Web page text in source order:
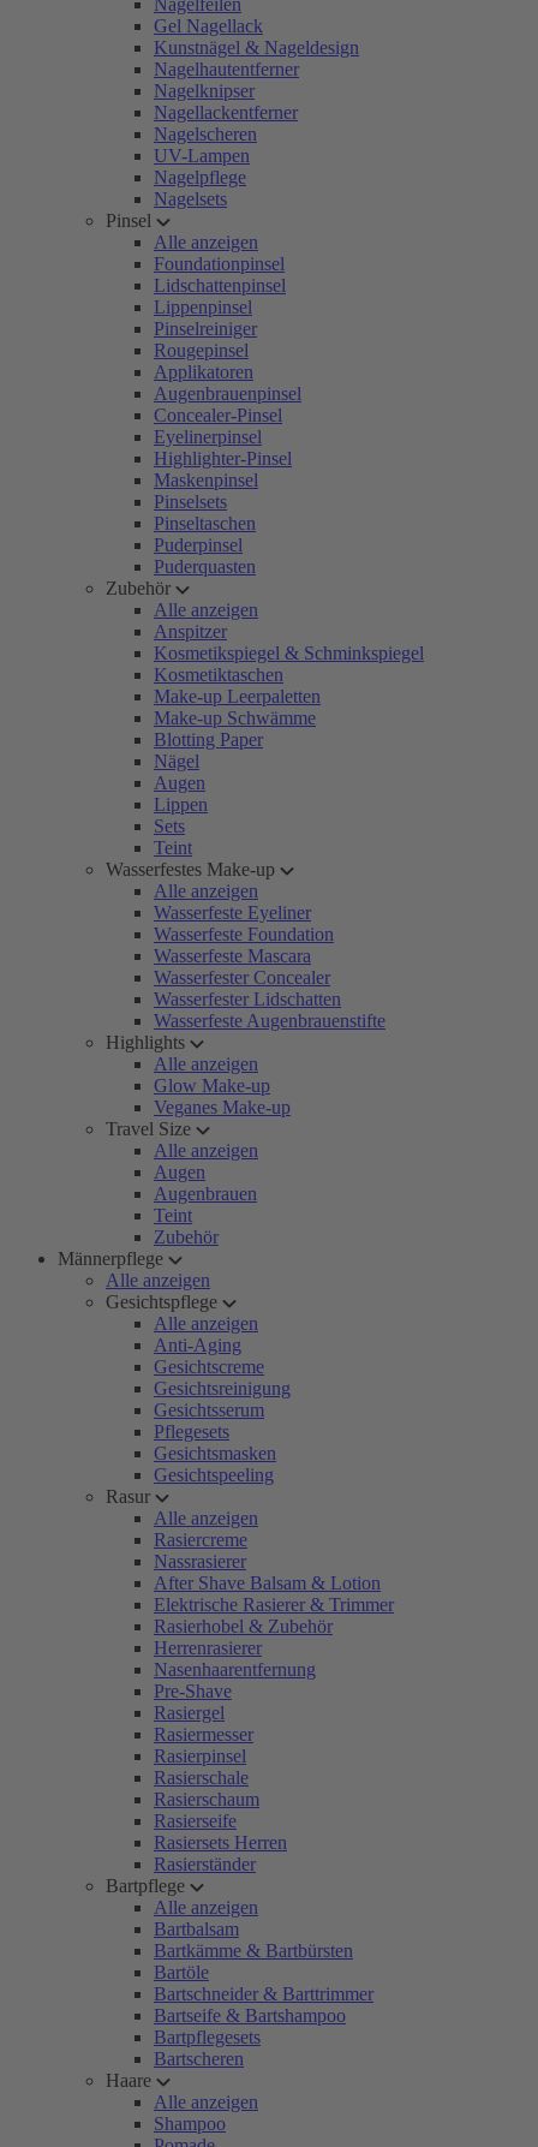
Nagelfeilen
Gel Nagellack
Kunstnägel & Nageldesign
Nagelhautentferner
Nagelknipser
Nagellackentferner
Nagelscheren
UV-Lampen
Nagelpflege
Nagelsets
Pinsel
Alle anzeigen
Foundationpinsel
Lidschattenpinsel
Lippenpinsel
Pinselreiniger
Rougepinsel
Applikatoren
Augenbrauenpinsel
Concealer-Pinsel
Eyelinerpinsel
Highlighter-Pinsel
Maskenpinsel
Pinselsets
Pinseltaschen
Puderpinsel
Puderquasten
Zubehör
Alle anzeigen
Anspitzer
Kosmetikspiegel & Schminkspiegel
Kosmetiktaschen
Make-up Leerpaletten
Make-up Schwämme
Blotting Paper
Nägel
Augen
Lippen
Sets
Teint
Wasserfestes Make-up
Alle anzeigen
Wasserfeste Eyeliner
Wasserfeste Foundation
Wasserfeste Mascara
Wasserfester Concealer
Wasserfester Lidschatten
Wasserfeste Augenbrauenstifte
Highlights
Alle anzeigen
Glow Make-up
Veganes Make-up
Travel Size
Alle anzeigen
Augen
Augenbrauen
Teint
Zubehör
Männerpflege
Alle anzeigen
Gesichtspflege
Alle anzeigen
Anti-Aging
Gesichtscreme
Gesichtsreinigung
Gesichtsserum
Pflegesets
Gesichtsmasken
Gesichtspeeling
Rasur
Alle anzeigen
Rasiercreme
Nassrasierer
After Shave Balsam & Lotion
Elektrische Rasierer & Trimmer
Rasierhobel & Zubehör
Herrenrasierer
Nasenhaarentfernung
Pre-Shave
Rasiergel
Rasiermesser
Rasierpinsel
Rasierschale
Rasierschaum
Rasierseife
Rasiersets Herren
Rasierständer
Bartpflege
Alle anzeigen
Bartbalsam
Bartkämme & Bartbürsten
Bartöle
Bartschneider & Barttrimmer
Bartseife & Bartshampoo
Bartpflegesets
Bartscheren
Haare
Alle anzeigen
Shampoo